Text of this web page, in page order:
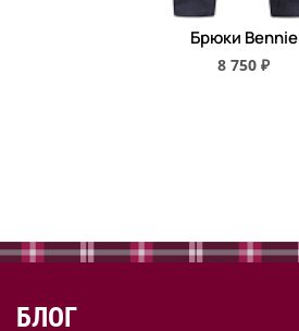
Брюки Bennie
8 750 ₽
БЛОГ